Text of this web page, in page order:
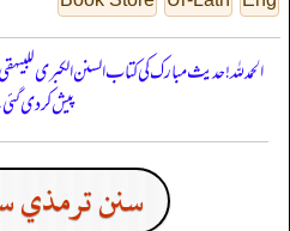
الحمدللہ! حدیث مبارک کی کتاب السنن الكبرى
پیش کر دی
سنن ترمذي